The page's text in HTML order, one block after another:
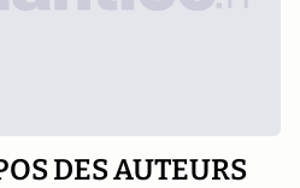
DES AUTEURS